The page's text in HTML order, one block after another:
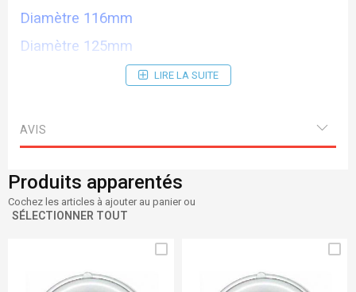
Diamètre 116mm
Diamètre 125mm
LIRE LA SUITE
AVIS
Produits apparentés
Cochez les articles à ajouter au panier ou
SÉLECTIONNER TOUT